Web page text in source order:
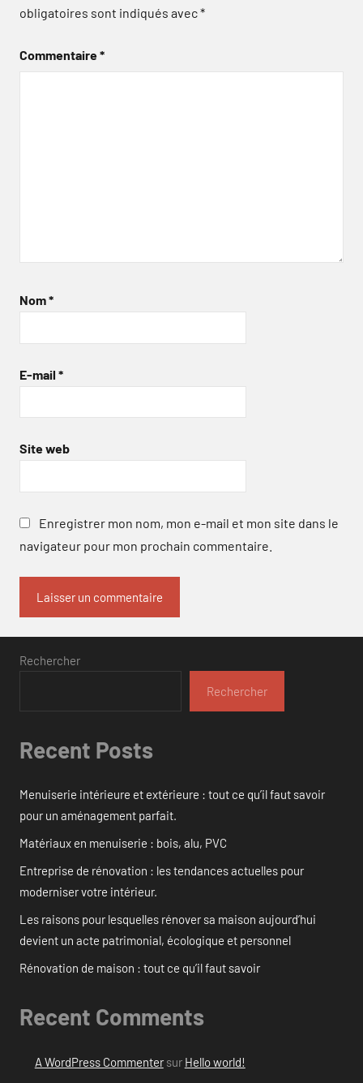
obligatoires sont indiqués avec*
Commentaire*
Nom*
E-mail *
Site web
Enregistrer mon nom, mon e-mail et mon site dans le
navigateur pour mon prochain commentaire.
Rechercher
Rechercher
Recent Posts
Menuiserie intérieure et extérieure : tout ce qu’il faut savoir
pour un aménagement parfait.
Matériaux en menuiserie : bois, alu, PVC
Entreprise de rénovation : les tendances actuelles pour
moderniser votre intérieur.
Les raisons pour lesquelles rénover sa maison aujourd’hui
devient un acte patrimonial, écologique et personnel
Rénovation de maison : tout ce qu’il faut savoir
Recent Comments
A WordPress Commentersur Hello world!